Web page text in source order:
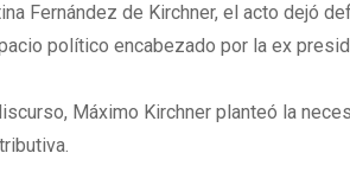
Fernández de Kirchner, el acto dejó
político encabezado por la ex
Máximo Kirchner planteó la